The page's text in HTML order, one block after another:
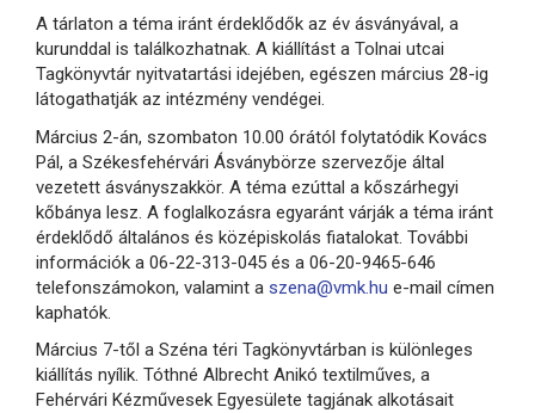
A tárlaton a téma iránt érdeklődők az év ásványával, a
kurunddal is találkozhatnak. A kiállítást a Tolnai utcai
Tagkönyvtár nyitvatartási idejében, egészen március 28-ig
látogathatják az intézmény vendégei.
Március 2-án, szombaton 10.00 órától folytatódik Kovács
Pál, a Székesfehérvári Ásványbörze szervezője által
vezetett ásványszakkör. A téma ezúttal a kőszárhegyi
kőbánya lesz. A foglalkozásra egyaránt várják a téma iránt
érdeklődő általános és középiskolás fiatalokat. További
információk a 06-22-313-045 és a 06-20-9465-646
telefonszámokon, valamint a szena@vmk.hu e-mail címen
kaphatók.
Március 7-től a Széna téri Tagkönyvtárban is különleges
kiállítás nyílik. Tóthné Albrecht Anikó textilműves, a
Fehérvári Kézművesek Egyesülete tagjának alkotásait